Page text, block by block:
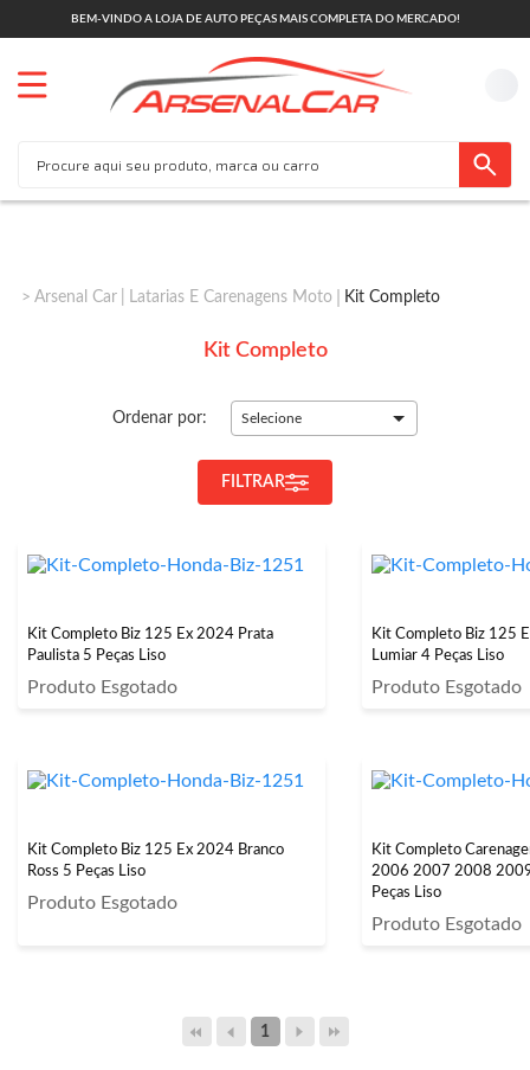
BEM-VINDO A LOJA DE AUTO PEÇAS MAIS COMPLETA DO MERCADO!
Arsenal Car Latarias E Carenagens Moto Kit Completo
Kit Completo
Ordenar por: Selecione
FILTRAR
Kit Completo Biz 125 Ex 2024 Prata
Paulista 5 Peças Liso
Produto Esgotado
Kit Completo Biz 125
Lumiar 4 Peças Liso
Produto Esgotado
Kit Completo Biz 125 Ex 2024 Branco
Ross 5 Peças Liso
Produto Esgotado
Kit Completo
2006 2007 2008
Peças Liso
Produto Esgotado
1